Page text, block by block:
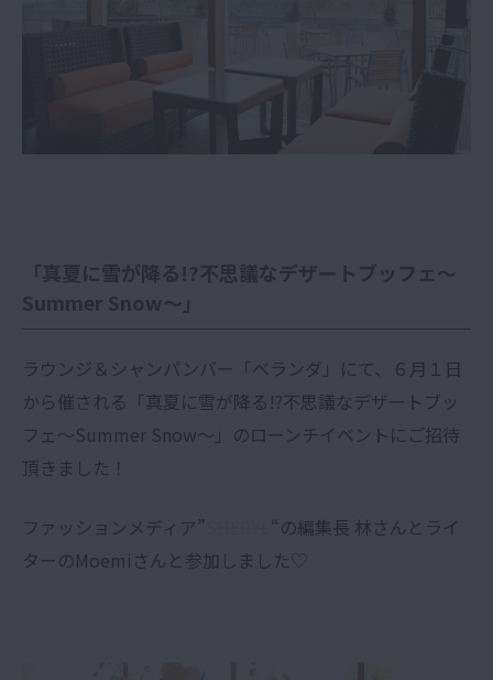
ラウンジ＆シャンパンバー「ベランダ」にて、６月１日
から催される「真夏に雪が降る!?不思議なデザートブッ
フェ～Summer Snow～」のローンチイベントにご招待
頂きました！
ファッションメディア”
“の編集長 林さんとライ
ターのMoemiさんと参加しました♡